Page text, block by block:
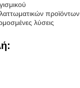
προϊόντων
λύσεις